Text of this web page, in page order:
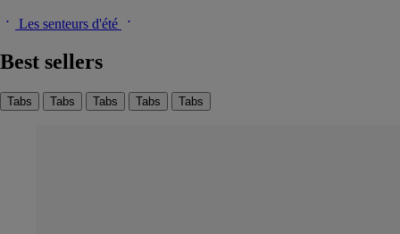
Les senteurs d'été
Best sellers
Tabs Tabs Tabs Tabs Tabs